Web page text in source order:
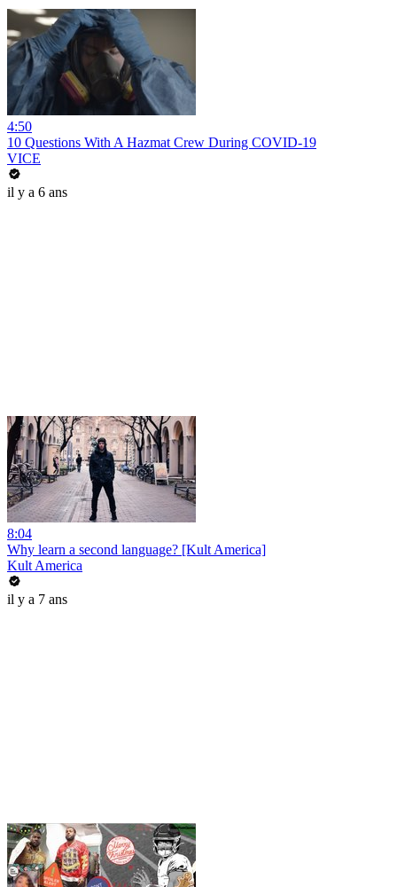
4:50
10 Questions With A Hazmat Crew During COVID-19
VICE
il y a 6 ans
8:04
Why learn a second language? [Kult America]
Kult America
il y a 7 ans